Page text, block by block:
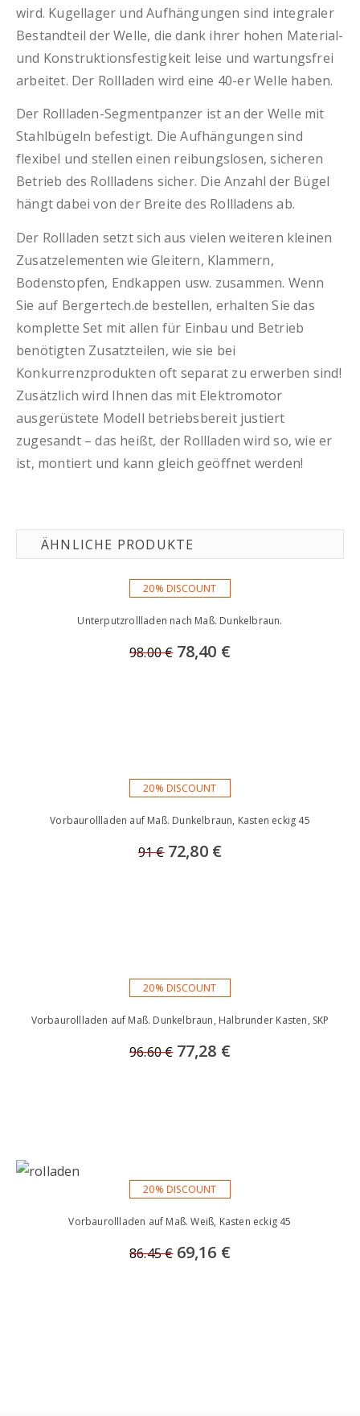
wird. Kugellager und Aufhängungen sind integraler
Bestandteil der Welle, die dank ihrer hohen Material-
und Konstruktionsfestigkeit leise und wartungsfrei
arbeitet. Der Rollladen wird eine 40-er Welle haben.
Der Rollladen-Segmentpanzer ist an der Welle mit
Stahlbügeln befestigt. Die Aufhängungen sind
flexibel und stellen einen reibungslosen, sicheren
Betrieb des Rollladens sicher. Die Anzahl der Bügel
hängt dabei von der Breite des Rollladens ab.
Der Rollladen setzt sich aus vielen weiteren kleinen
Zusatzelementen wie Gleitern, Klammern,
Bodenstopfen, Endkappen usw. zusammen. Wenn
Sie auf Bergertech.de bestellen, erhalten Sie das
komplette Set mit allen für Einbau und Betrieb
benötigten Zusatzteilen, wie sie bei
Konkurrenzprodukten oft separat zu erwerben sind!
Zusätzlich wird Ihnen das mit Elektromotor
ausgerüstete Modell betriebsbereit justiert
zugesandt – das heißt, der Rollladen wird so, wie er
ist, montiert und kann gleich geöffnet werden!
ÄHNLICHE PRODUKTE
20% DISCOUNT
Unterputzrollladen nach Maß. Dunkelbraun.
98.00 € 78,40 €
20% DISCOUNT
Vorbaurollladen auf Maß. Dunkelbraun, Kasten eckig 45
91 € 72,80 €
20% DISCOUNT
Vorbaurollladen auf Maß. Dunkelbraun, Halbrunder Kasten, SKP
96.60 € 77,28 €
20% DISCOUNT
Vorbaurollladen auf Maß. Weiß, Kasten eckig 45
86.45 € 69,16 €